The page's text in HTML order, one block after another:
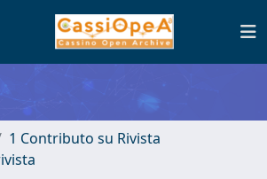
1 Contributo su Rivista